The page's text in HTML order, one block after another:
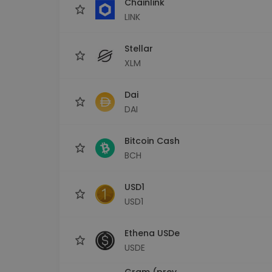
LINK
Stellar
XLM
Dai
DAI
Bitcoin Cash
BCH
USD1
USD1
Ethena USDe
USDE